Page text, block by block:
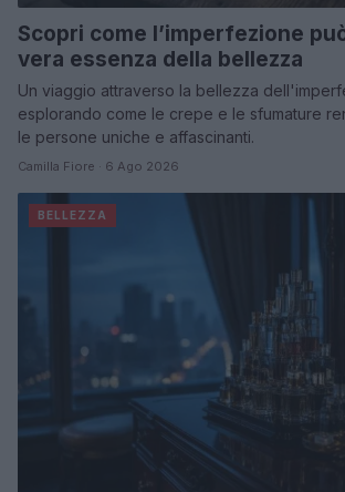
Scopri come l’imperfezione
vera essenza della bellezza
Un viaggio attraverso la bellezza
esplorando come le crepe e le sfumature
le persone uniche e affascinanti.
Camilla Fiore · 6 Ago 2026
BELLEZZA